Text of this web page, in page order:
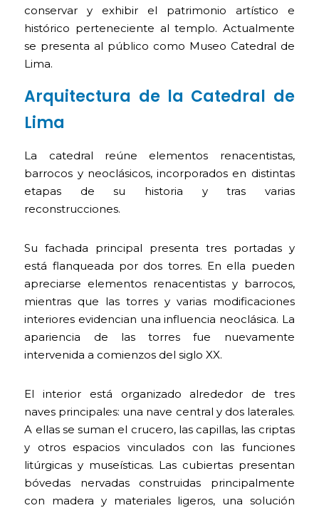
conservar y exhibir el patrimonio artístico e
histórico perteneciente al templo. Actualmente
se presenta al público como Museo Catedral de
Lima.
Arquitectura de la Catedral de
Lima
La catedral reúne elementos renacentistas,
barrocos y neoclásicos, incorporados en distintas
etapas de su historia y tras varias
reconstrucciones.
Su fachada principal presenta tres portadas y
está flanqueada por dos torres. En ella pueden
apreciarse elementos renacentistas y barrocos,
mientras que las torres y varias modificaciones
interiores evidencian una influencia neoclásica. La
apariencia de las torres fue nuevamente
intervenida a comienzos del siglo XX.
El interior está organizado alrededor de tres
naves principales: una nave central y dos laterales.
A ellas se suman el crucero, las capillas, las criptas
y otros espacios vinculados con las funciones
litúrgicas y museísticas. Las cubiertas presentan
bóvedas nervadas construidas principalmente
con madera y materiales ligeros, una solución